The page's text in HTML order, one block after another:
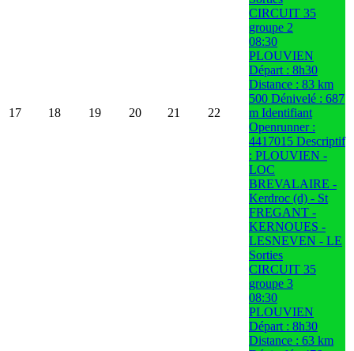
17 18 19 20 21 22
CIRCUIT 35
groupe 2
08:30
PLOUVIEN
Départ : 8h30
Distance : 83 km
500 Dénivelé : 687
m Identifiant
Openrunner :
4417015 Descriptif
: PLOUVIEN -
LOC
BREVALAIRE -
Kerdroc (d) - St
FREGANT -
KERNOUES -
LESNEVEN - LE
Sorties
CIRCUIT 35
groupe 3
08:30
PLOUVIEN
Départ : 8h30
Distance : 63 km